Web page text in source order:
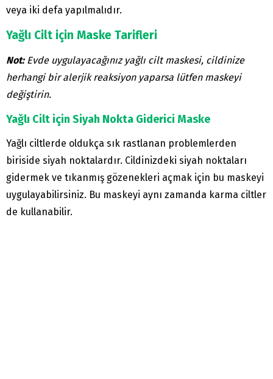
veya iki defa yapılmalıdır.
Yağlı Cilt için Maske Tarifleri
Not: Evde uygulayacağınız yağlı cilt maskesi, cildinize
herhangi bir alerjik reaksiyon yaparsa lütfen maskeyi
değiştirin.
Yağlı Cilt için Siyah Nokta Giderici Maske
Yağlı ciltlerde oldukça sık rastlanan problemlerden
biriside siyah noktalardır. Cildinizdeki siyah noktaları
gidermek ve tıkanmış gözenekleri açmak için bu maskeyi
uygulayabilirsiniz. Bu maskeyi aynı zamanda karma ciltler
de kullanabilir.